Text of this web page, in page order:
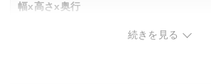
幅x高さx奥行
続きを見る